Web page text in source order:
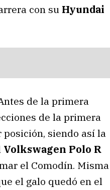
con su Hyundai
de la primera
de la primera
siendo así la
Volkswagen Polo R
el Comodín. Misma
el galo quedó en el